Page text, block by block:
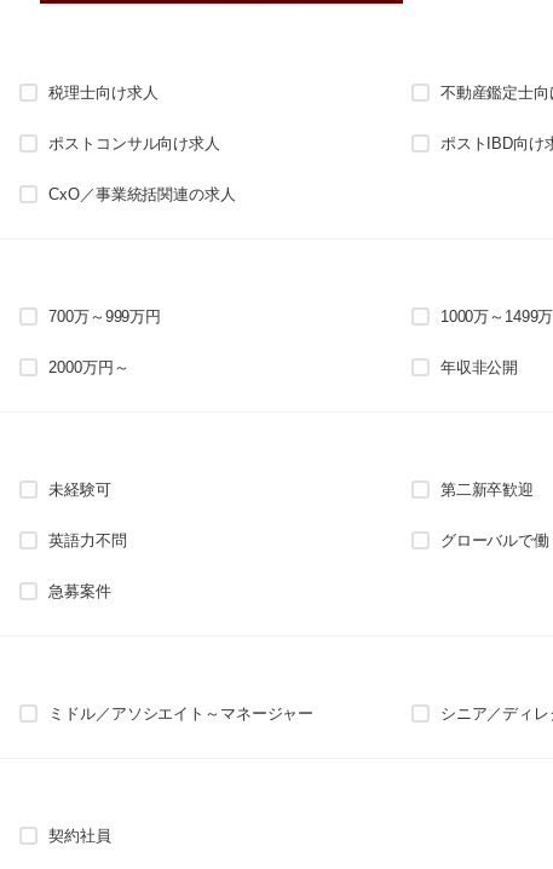
税理士向け求人 不動産鑑定士向
ポストコンサル向け求人 ポストIBD向け
CxO／事業統括関連の求人
700万～999万円 1000万～1499
2000万円～ 年収非公開
未経験可 第二新卒歓迎
英語力不問 グローバルで働
急募案件
ミドル／アソシエイト～マネージャー シニア／ディ
契約社員